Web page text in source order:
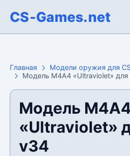
CS-Games.net
Главная
Модели оружия для
Модель М4А4 «Ultraviolet» для
Модель
«Ultraviolet»
v34